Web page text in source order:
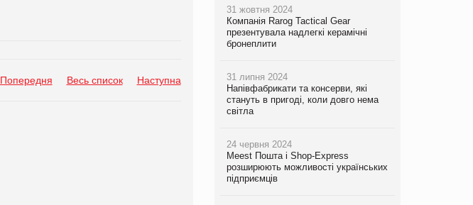
Попередня Весь список Наступна
31 жовтня 2024
Компанія Rarog Tactical Gear
презентувала надлегкі керамічні
бронеплити
31 липня 2024
Напівфабрикати та консерви, які
стануть в пригоді, коли довго нема
світла
24 червня 2024
Meest Пошта і Shop-Express
розширюють можливості українських
підприємців